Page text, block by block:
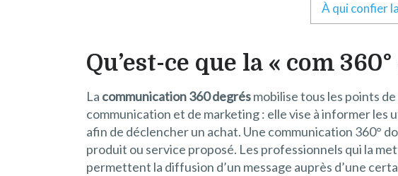
À qui confier
Qu’est-ce que la « com 360°
La communication 360 degrésmobilise tous les points
communication et de marketing : elle vise à informer les
afin de déclencher un achat. Une communication 360°
produit ou service proposé. Les professionnels qui la
permettent la diffusion d’un message auprès d’une